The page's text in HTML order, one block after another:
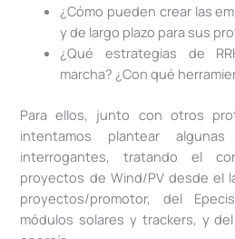
¿Cómo pueden crear las
y de largo plazo para sus
¿Qué estrategias de
marcha? ¿Con qué
Para ellos, junto con otros
intentamos plantear
interrogantes, tratando el
proyectos de Wind/PV desde el
proyectos/promotor, del
módulos solares y trackers, y